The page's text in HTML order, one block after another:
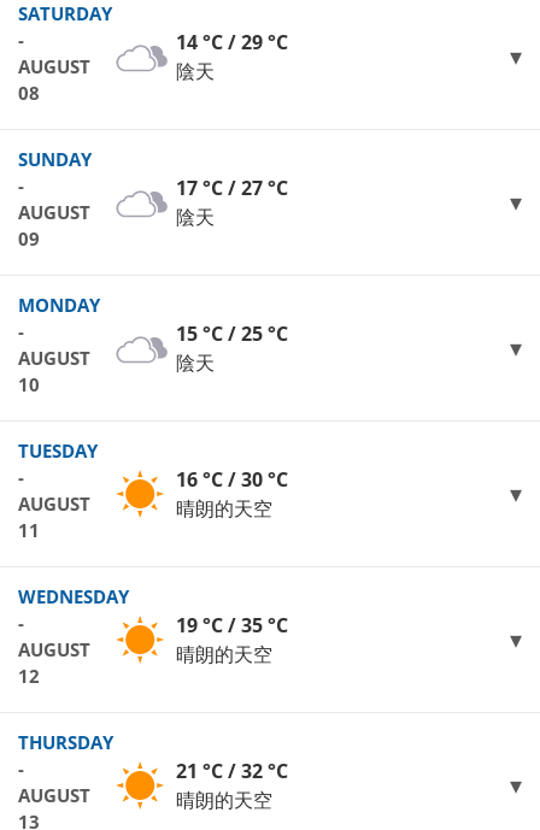
SATURDAY
-
AUGUST
08
14 °C / 29 °C
陰天
SUNDAY
-
AUGUST
09
17 °C / 27 °C
陰天
MONDAY
-
AUGUST
10
15 °C / 25 °C
陰天
TUESDAY
-
AUGUST
11
16 °C / 30 °C
晴朗的天空
WEDNESDAY
-
AUGUST
12
19 °C / 35 °C
晴朗的天空
THURSDAY
-
AUGUST
13
21 °C / 32 °C
晴朗的天空